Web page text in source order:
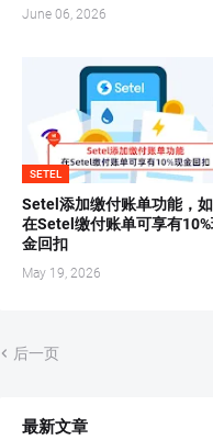
June 06, 2026
SETEL
Setel添加缴付账单功能，
在Setel缴付账单可享有
金回扣
May 19, 2026
后一页
最新文章